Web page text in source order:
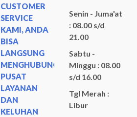
CUSTOMER
SERVICE
KAMI, ANDA
BISA
LANGSUNG
MENGHUBUNGI
PUSAT
LAYANAN
DAN
KELUHAN
Senin - Juma'at
: 08.00 s/d
21.00
Sabtu -
Minggu : 08.00
s/d 16.00
Tgl Merah :
Libur